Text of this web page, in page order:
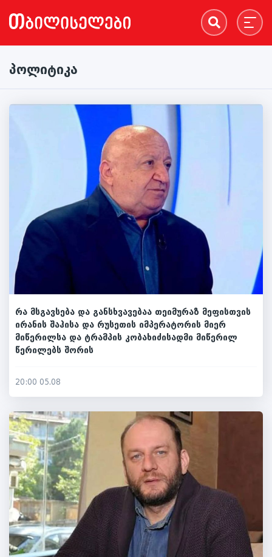
პოლიტიკა
რა მსგავსება და განსხვავებაა თეიმურაზ მეფისთვის
ირანის შაჰისა და რუსეთის იმპერატორის მიერ
მიწერილსა და ტრამპის კობახიძისადმი მიწერილ
წერილებს შორის
20:00 05.08